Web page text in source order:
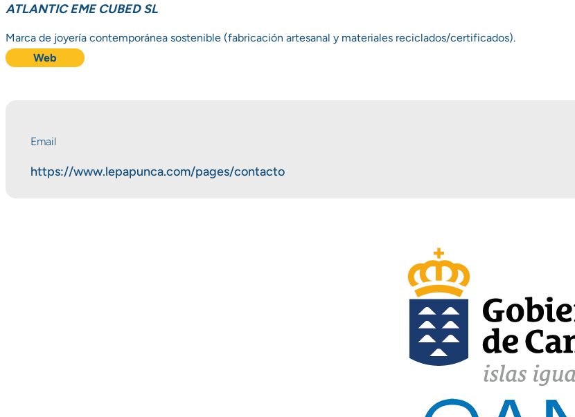
ATLANTIC EME CUBED SL
Marca de joyería contemporánea sostenible (fabricación artesanal y materiales reciclados/certificados).
Web
Email
https://www.lepapunca.com/pages/contacto